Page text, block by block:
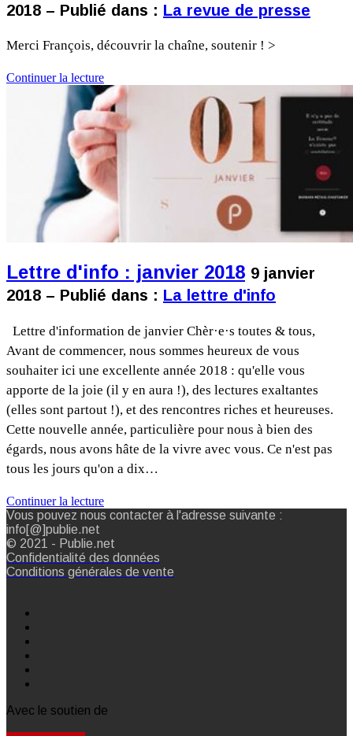
2018 – Publié dans : La revue de presse
Merci François, découvrir la chaîne, soutenir ! >
Continuer la lecture
Lettre d'info : janvier 2018 9 janvier
2018 – Publié dans : La lettre d'info
Lettre d'information de janvier Chèr·e·s toutes & tous,
Avant de commencer, nous sommes heureux de vous
souhaiter ici une excellente année 2018 : qu'elle vous
apporte de la joie (il y en aura !), des lectures exaltantes
(elles sont partout !), et des rencontres riches et heureuses.
Cette nouvelle année, particulière pour nous à bien des
égards, nous avons hâte de la vivre avec vous. Ce n'est pas
tous les jours qu'on a dix…
Continuer la lecture
Vous pouvez nous contacter à l'adresse suivante :
info[@]publie.net
© 2021 - Publie.net
Confidentialité des données
Conditions générales de vente
Avec le soutien de